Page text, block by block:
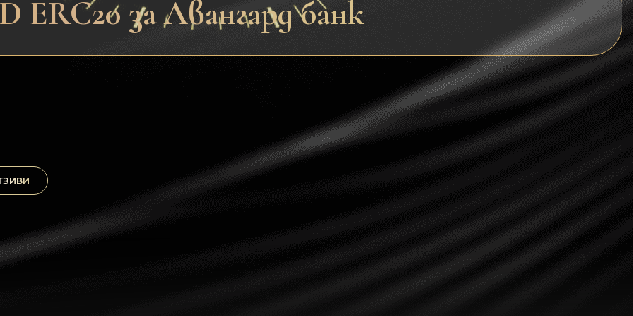
Solana
Polygon (POL)
Ethereum classic (ETC)
Cardano (ADA)
Bitcoin Cash
Bitcoin SV (BSV)
Arbitrum
Optimism (OP)
Cosmos (ATOM)
ERC20 за Авангард банк